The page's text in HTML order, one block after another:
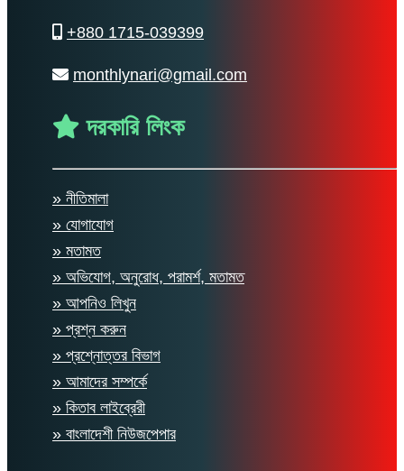
+880 1715-039399
monthlynari@gmail.com
দরকারি লিংক
» নীতিমালা
» যোগাযোগ
» মতামত
» অভিযোগ, অনুরোধ, পরামর্শ, মতামত
» আপনিও লিখুন
» প্রশ্ন করুন
» প্রশ্নোত্তর বিভাগ
» আমাদের সম্পর্কে
» কিতাব লাইব্রেরী
» বাংলাদেশী নিউজপেপার